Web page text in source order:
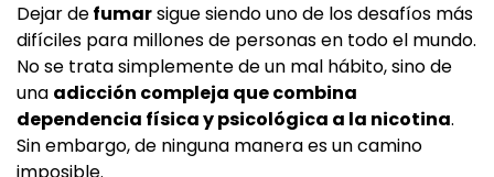
Dejar defumarsigue siendo uno de los desafíos más
difíciles para millones de personas en todo el mundo.
No se trata simplemente de un mal hábito, sino de
una adicción compleja que combina
dependencia física y psicológica a la nicotina.
Sin embargo, de ninguna manera es un camino